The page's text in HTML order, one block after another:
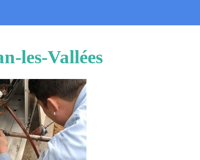
les-Vallées